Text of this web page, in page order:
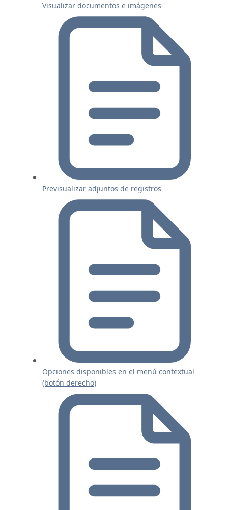
Visualizar documentos e imágenes
Previsualizar adjuntos de registros
Opciones disponibles en el menú contextual
(botón derecho)